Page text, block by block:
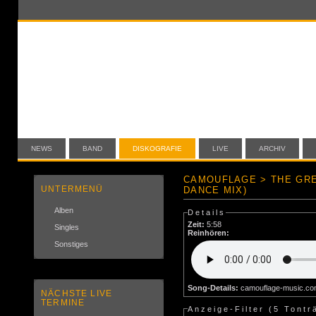
NEWS BAND DISKOGRAFIE LIVE ARCHIV
UNTERMENÜ
Alben
Singles
Sonstiges
NÄCHSTE LIVE
TERMINE
CAMOUFLAGE > THE
DANCE MIX)
Details
Zeit: 5:58
Reinhören:
Song-Details: camouflage-
Anzeige-Filter (5